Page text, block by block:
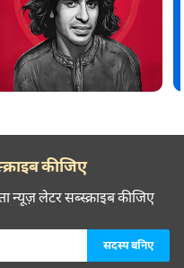
कीजिए
न्यूज़ लेटर सब्स्क्राइब कीजिए